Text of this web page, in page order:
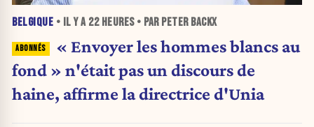
BELGIQUE • IL Y A 22 HEURES• PAR PETER BACKX
« Envoyer les hommes blancs au
fond » n'était pas un discours de
haine, affirme la directrice d'Unia